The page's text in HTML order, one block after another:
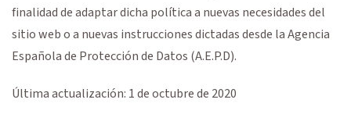
finalidad de adaptar dicha política a nuevas necesidades del
sitio web o a nuevas instrucciones dictadas desde la Agencia
Española de Protección de Datos (A.E.P.D).
Última actualización: 1 de octubre de 2020